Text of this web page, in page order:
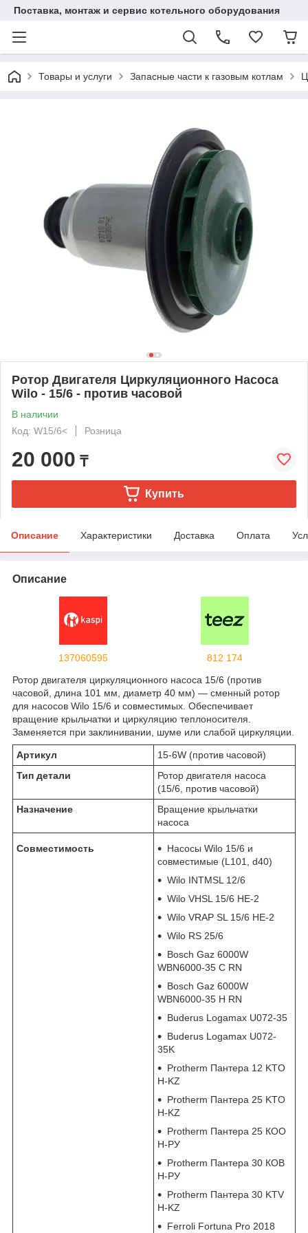
Поставка, монтаж и сервис котельного оборудования
Товары и услуги Запасные части к газовым котлам
Ротор Двигателя Циркуляционного Насоса
Wilo - 15/6 - против часовой
В наличии
Код: W15/6<
Розница
20 000 ₸
Купить
Описание Характеристики Доставка Оплата
Описание
137060595
812 174
Ротор двигателя циркуляционного насоса 15/6 (против
часовой, длина 101 мм, диаметр 40 мм) — сменный ротор
для насосов Wilo 15/6 и совместимых. Обеспечивает
вращение крыльчатки и циркуляцию теплоносителя.
Заменяется при заклинивании, шуме или слабой циркуляции.
Артикул
15-6W (против часовой)
Тип детали
Ротор двигателя насоса
(15/6, против часовой)
Назначение
Вращение крыльчатки
насоса
Совместимость
Насосы Wilo 15/6 и
совместимые (L101, d40)
Wilo INTMSL 12/6
Wilo VHSL 15/6 HE-2
Wilo VRAP SL 15/6 HE-2
Wilo RS 25/6
Bosch Gaz 6000W
WBN6000-35 C RN
Bosch Gaz 6000W
WBN6000-35 H RN
Buderus Logamax U072-35
Buderus Logamax U072-
35K
Protherm Пантера 12 KTO
H-KZ
Protherm Пантера 25 KTO
H-KZ
Protherm Пантера 25 КОО
Н-РУ
Protherm Пантера 30 КОВ
Н-РУ
Protherm Пантера 30 KTV
H-KZ
Ferroli Fortuna Pro 2018